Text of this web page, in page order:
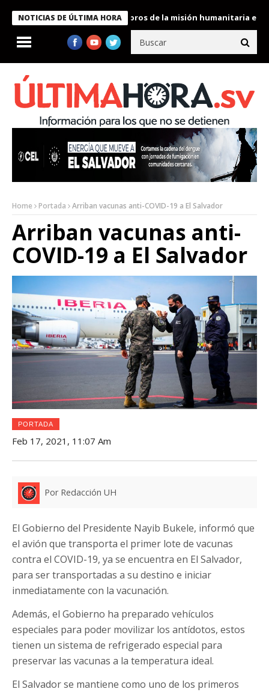
NOTICIAS DE ÚLTIMA HORA
Bukele condecora a miembros de la misión humanitaria enviada
Home Portada Arriban vacunas anti-COVID-19 a El Salvador
Arriban vacunas anti-
COVID-19 a El Salvador
PORTADA
Feb 17, 2021, 11:07 Am
Por Redacción UH
El Gobierno del Presidente Nayib Bukele, informó que
el avión que transporta el primer lote de vacunas
contra el COVID-19, ya se encuentra en El Salvador,
para ser transportadas a su destino e iniciar
inmediatamente con la vacunación.
Además, el Gobierno ha preparado vehículos
especiales para poder movilizar los antídotos, estos
tienen un sistema de refrigerado especial para
preservar las vacunas a la temperatura ideal.
El Salvador se mantiene como uno de los primeros